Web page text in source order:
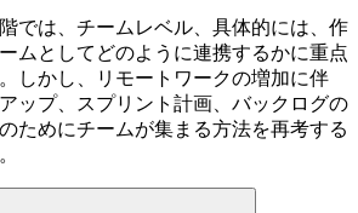
では、チームレベル、具体的には、作
ムとしてどのように連携するかに重点
しかし、リモートワークの増加に伴
ップ、スプリント計画、バックログの
ためにチームが集まる方法を再考する